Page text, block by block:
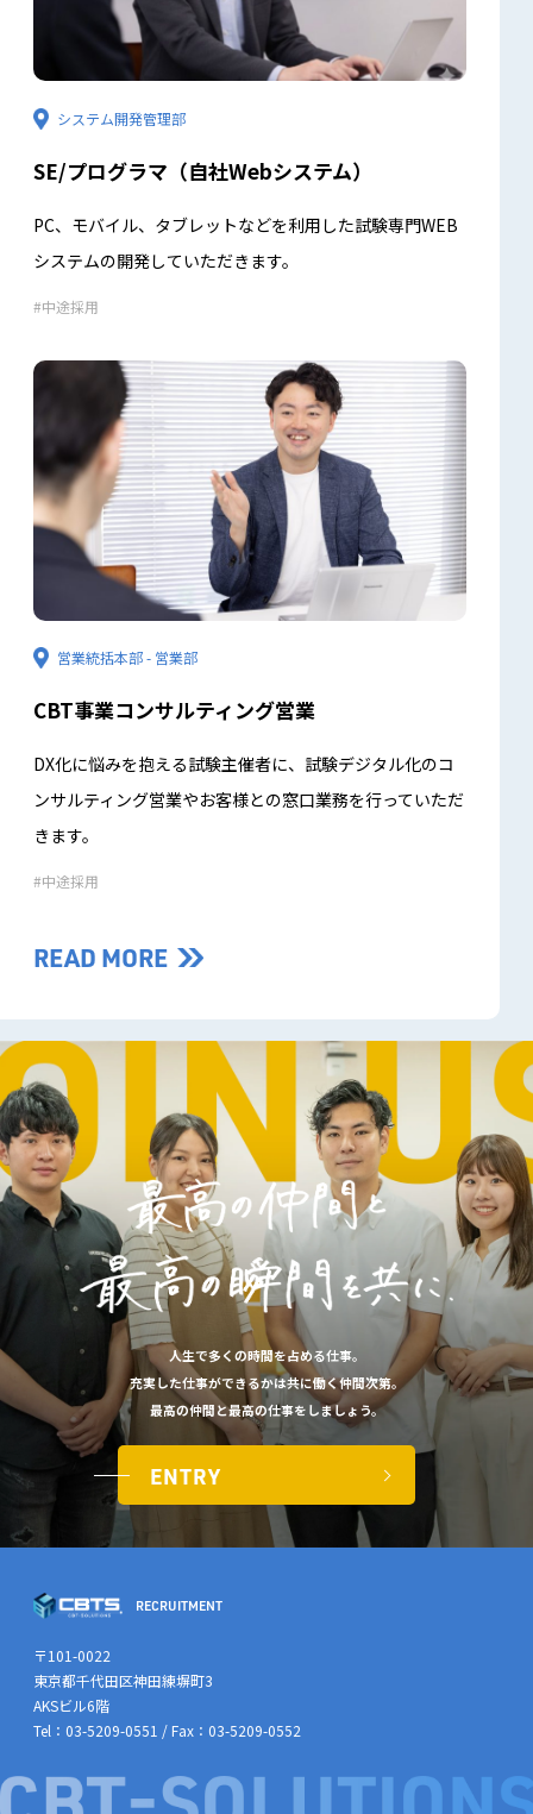
システム開発管理部
SE/プログラマ（自社Webシステム）
PC、モバイル、タブレットなどを利用した試験専門WEB
システムの開発していただきます。
中途採用
営業統括本部 - 営業部
CBT事業コンサルティング営業
DX化に悩みを抱える試験主催者に、試験デジタル化のコ
ンサルティング営業やお客様との窓口業務を行っていただ
きます。
中途採用
READ MORE
人生で​多くの​時間を​占める​仕事。
充実した​仕事が​できるかは​共に​働く​仲間次第。
最高の​仲間と​最高の​仕事を​しましょう。​
ENTRY
〒101-0022
東京都千代田区神田練塀町3
AKSビル6階
Tel：03-5209-0551 / Fax：03-5209-0552